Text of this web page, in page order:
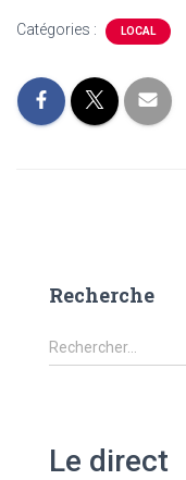
Catégories : LOCAL
Recherche
R
e
Rechercher…
Le direct